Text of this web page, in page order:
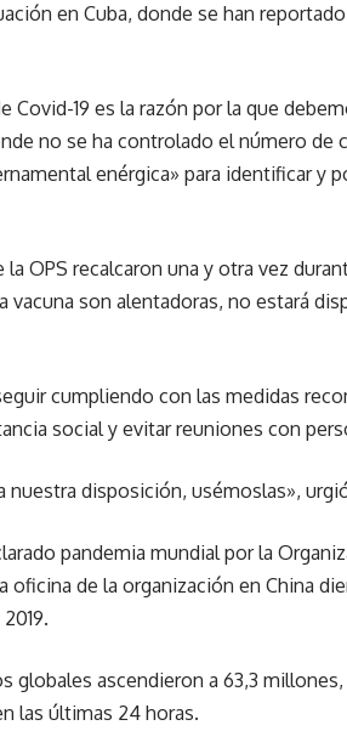
en Cuba, donde se han
Covid-19 es la razón por la que
no se ha controlado el número de
enérgica» para identificar y
OPS recalcaron una y otra vez
vacuna son alentadoras, no estará
cumpliendo con las medidas
social y evitar reuniones con
nuestra disposición, usémoslas»,
pandemia mundial por la
oficina de la organización en China
globales ascendieron a 63,3
las últimas 24 horas.